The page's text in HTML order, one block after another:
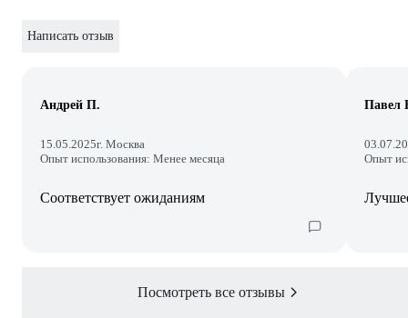
Написать отзыв
Андрей П.
15.05.2025г. Москва
Опыт использования: Менее месяца
Соответствует ожиданиям
Павел
Опыт
Посмотреть все отзывы